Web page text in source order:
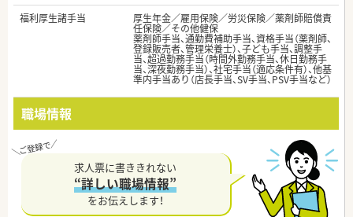
福利厚生諸手当
厚生年金／雇用保険／労災保険／薬剤師賠償責
任保険／その他健保
薬剤師手当、通勤費補助手当、資格手当（薬剤師、
登録販売者、管理栄養士）、子ども手当、調整手
当、超過勤務手当（時間外勤務手当、休日勤務手
当、深夜勤務手当）、社宅手当（適応条件有）、他基
準内手当あり（店長手当、SV手当、PSV手当など）
職場情報
求人票に書ききれない
“詳しい職場情報”
をお伝えします！